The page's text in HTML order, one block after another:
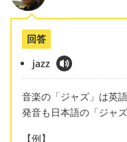
回答
jazz
音楽の「ジャズ」は英
発音も日本語の「ジャ
【例】